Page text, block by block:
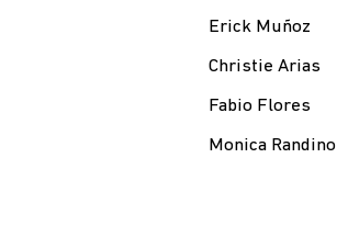
Erick Muñoz
Christie Arias
Fabio Flores
Monica Randino